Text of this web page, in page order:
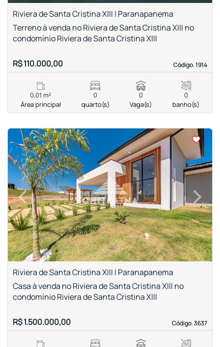
Riviera de Santa Cristina XIII | Paranapanema
Código. 1914
Código. 1914
Terreno à venda no Riviera de Santa Cristina XIII no
condomínio Riviera de Santa Cristina XIII
R$ 110.000,00
0,01 m²
Área principal
0
quarto(s)
0
Vaga(s)
0
banho(s)
< <<
‹Previous ›
Next
Riviera de Santa Cristina XIII | Paranapanema
Código. 3637
Código. 3637
Casa à venda no Riviera de Santa Cristina XIII no
condomínio Riviera de Santa Cristina XIII
R$ 1.500.000,00